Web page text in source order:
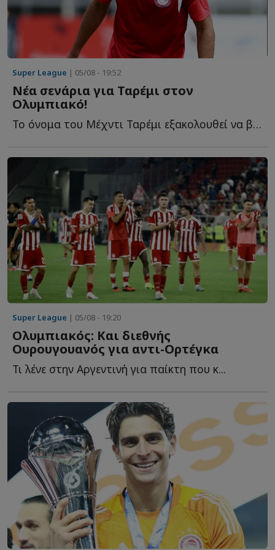
Super League | 05/08 - 19:52
Νέα σενάρια για Ταρέμι στον
Ολυμπιακό!
Το όνομα του Μέχντι Ταρέμι εξακολουθεί να βρίσκεται σ...
Super League | 05/08 - 19:20
Ολυμπιακός: Και διεθνής
Ουρουγουανός για αντι-Ορτέγκα
Τι λένε στην Αργεντινή για παίκτη που κ...